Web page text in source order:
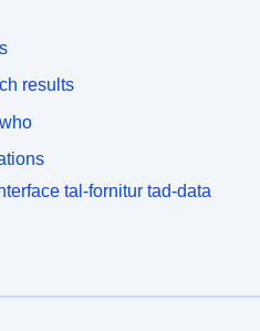
results
tal-fornitur tad-data